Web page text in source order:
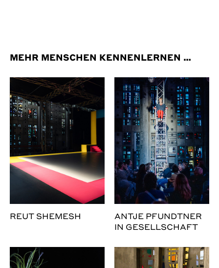
MEHR MENSCHEN KENNENLERNEN …
REUT SHEMESH
ANTJE PFUNDTNER
IN GESELLSCHAFT